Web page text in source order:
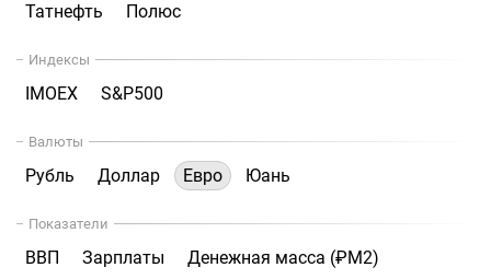
Татнефть
Полюс
Индексы
IMOEX S&P500
Валюты
Рубль Доллар Евро Юань
Показатели
ВВП Зарплаты
Денежная масса (₽М2)